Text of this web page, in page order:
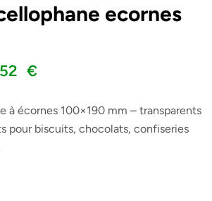
ecornes
€
à écornes 100×190 mm – transparents
pour biscuits, chocolats, confiseries